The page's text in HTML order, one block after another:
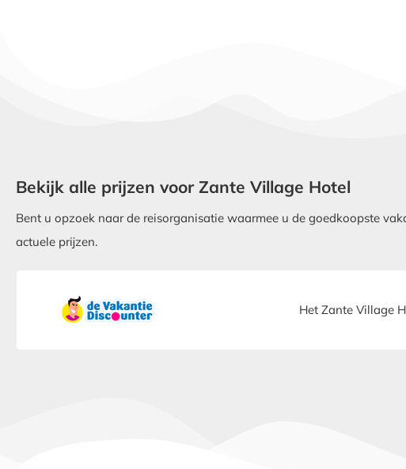
Bekijk alle prijzen voor Zante Village Hotel
Bent u opzoek naar de reisorganisatie waarmee u de goedkoopste
actuele prijzen.
Het Zante Village